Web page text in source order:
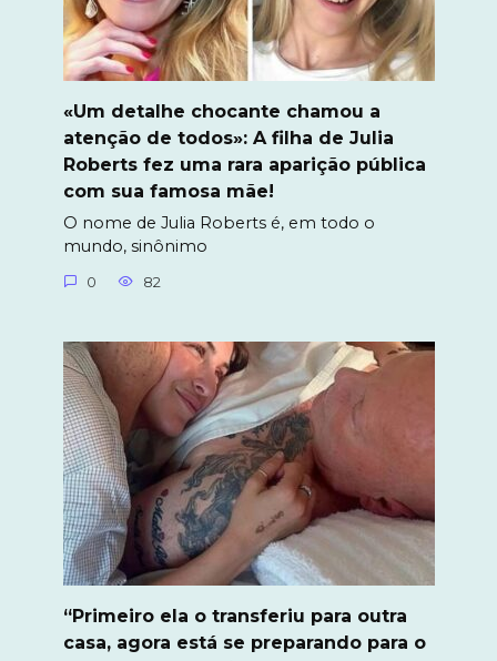
«Um detalhe chocante chamou a
atenção de todos»: A filha de Julia
Roberts fez uma rara aparição pública
com sua famosa mãe!
O nome de Julia Roberts é, em todo o
mundo, sinônimo
0 82
“Primeiro ela o transferiu para outra
casa, agora está se preparando para o